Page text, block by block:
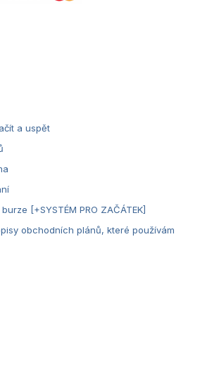
a uspět
[+SYSTÉM PRO ZAČÁTEK]
obchodních plánů, které používám